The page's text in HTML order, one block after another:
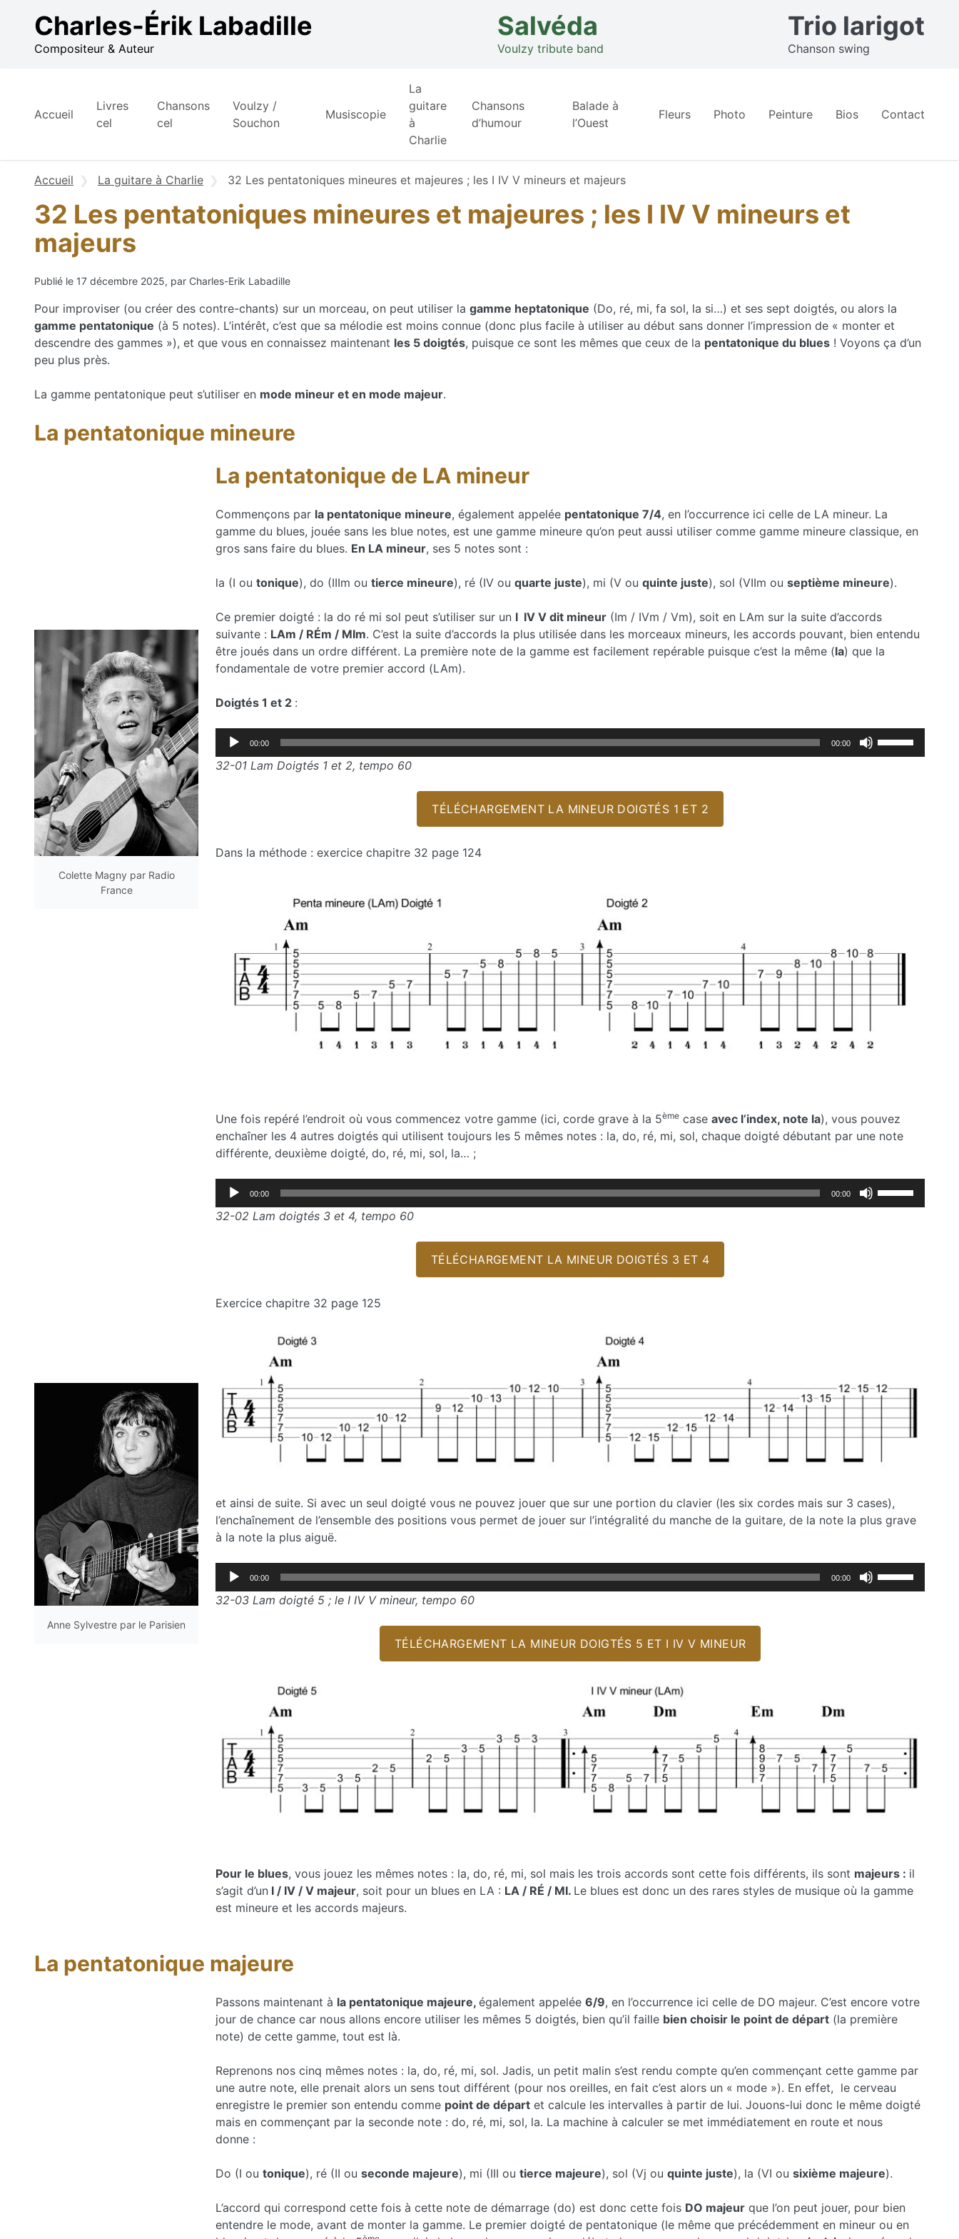
Charles-Érik Labadille
Compositeur & Auteur
Salvéda
Voulzy tribute band
Trio larigot
Chanson swing
Accueil
Livres
cel
Chansons
cel
Voulzy /
Souchon
Musiscopie
La
guitare
à
Charlie
Chansons
d’humour
Balade à
l’Ouest
Fleurs Photo Peinture Bios Contact
Accueil La guitare à Charlie 32 Les pentatoniques mineures et majeures ; les I IV V mineurs et majeurs
32 Les pentatoniques mineures et majeures ; les I IV V mineurs et
majeurs
Publié le 17 décembre 2025, par Charles-Erik Labadille
Pour improviser (ou créer des contre-chants) sur un morceau, on peut utiliser la gamme heptatonique (Do, ré, mi, fa sol, la si…) et ses sept doigtés, ou alors la
gamme pentatonique (à 5 notes). L’intérêt, c’est que sa mélodie est moins connue (donc plus facile à utiliser au début sans donner l’impression de « monter et
descendre des gammes »), et que vous en connaissez maintenant les 5 doigtés, puisque ce sont les mêmes que ceux de la pentatonique du blues ! Voyons ça d’un
peu plus près.
La gamme pentatonique peut s’utiliser en mode mineur et en mode majeur.
La pentatonique mineure
Colette Magny par Radio
France
La pentatonique de LA mineur
Commençons par la pentatonique mineure, également appelée pentatonique 7/4, en l’occurrence ici celle de LA mineur. La
gamme du blues, jouée sans les blue notes, est une gamme mineure qu’on peut aussi utiliser comme gamme mineure classique, en
gros sans faire du blues. En LA mineur, ses 5 notes sont :
la (I outonique), do (IIIm outierce mineure), ré (IV ouquarte juste), mi (V ouquinte juste), sol (VIIm ouseptième mineure).
Ce premier doigté : la do ré mi sol peut s’utiliser sur un I IV V dit mineur (Im / IVm / Vm), soit en LAm sur la suite d’accords
suivante : LAm / RÉm / MIm. C’est la suite d’accords la plus utilisée dans les morceaux mineurs, les accords pouvant, bien entendu
être joués dans un ordre différent. La première note de la gamme est facilement repérable puisque c’est la même (la) que la
fondamentale de votre premier accord (LAm).
Doigtés 1 et 2 :
Lecteur
audio
00:00 00:00
32-01 Lam Doigtés 1 et 2, tempo 60
TÉLÉCHARGEMENT LA MINEUR DOIGTÉS 1 ET 2
Dans la méthode : exercice chapitre 32 page 124
Anne Sylvestre par le Parisien
Une fois repéré l’endroit où vous commencez votre gamme (ici, corde grave à la 5ème caseavec l’index, note la), vous pouvez
enchaîner les 4 autres doigtés qui utilisent toujours les 5 mêmes notes : la, do, ré, mi, sol, chaque doigté débutant par une note
différente, deuxième doigté, do, ré, mi, sol, la… ;
Lecteur00:00 00:00
32-02 Lam doigtés 3 et 4, tempo 60
TÉLÉCHARGEMENT LA MINEUR DOIGTÉS 3 ET 4
Exercice chapitre 32 page 125
et ainsi de suite. Si avec un seul doigté vous ne pouvez jouer que sur une portion du clavier (les six cordes mais sur 3 cases),
l’enchaînement de l’ensemble des positions vous permet de jouer sur l’intégralité du manche de la guitare, de la note la plus grave
à la note la plus aiguë.
Lecteur
audio
00:00 00:00
32-03 Lam doigté 5 ; le I IV V mineur, tempo 60
TÉLÉCHARGEMENT LA MINEUR DOIGTÉS 5 ET I IV V MINEUR
Pour le blues, vous jouez les mêmes notes : la, do, ré, mi, sol mais les trois accords sont cette fois différents, ils sont majeurs : il
s’agit d’un I / IV / V majeur, soit pour un blues en LA : LA / RÉ / MI. Le blues est donc un des rares styles de musique où la gamme
est mineure et les accords majeurs.
La pentatonique majeure
Passons maintenant à la pentatonique majeure,également appelée6/9, en l’occurrence ici celle de DO majeur. C’est encore votre
jour de chance car nous allons encore utiliser les mêmes 5 doigtés, bien qu’il faille bien choisir le point de départ (la première
note) de cette gamme, tout est là.
Reprenons nos cinq mêmes notes : la, do, ré, mi, sol. Jadis, un petit malin s’est rendu compte qu’en commençant cette gamme par
une autre note, elle prenait alors un sens tout différent (pour nos oreilles, en fait c’est alors un « mode »). En effet, le cerveau
enregistre le premier son entendu comme point de départ et calcule les intervalles à partir de lui. Jouons-lui donc le même doigté
mais en commençant par la seconde note : do, ré, mi, sol, la. La machine à calculer se met immédiatement en route et nous
donne :
Do (I outonique), ré (II ouseconde majeure), mi (III outierce majeure), sol (Vj ouquinte juste), la (VI ousixième majeure).
L’accord qui correspond cette fois à cette note de démarrage (do) est donc cette fois DO majeur que l’on peut jouer, pour bien
entendre le mode, avant de monter la gamme. Le premier doigté de pentatonique (le même que précédemment en mineur ou en